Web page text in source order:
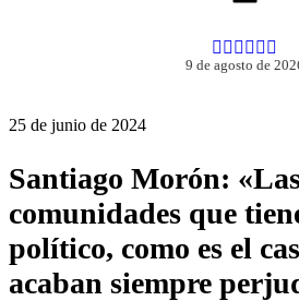
9 de agosto de
25 de junio de 2024
Santiago Morón:
comunidades que
político, como es el
acaban siempre